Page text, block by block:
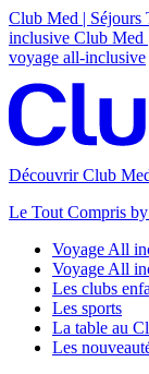
Club Med | Séjours
inclusive Club Med
voyage all-inclusive
Découvrir Club
Le Tout Compris
Voyage All
Voyage All
Les clubs
Les sports
La table au
Les